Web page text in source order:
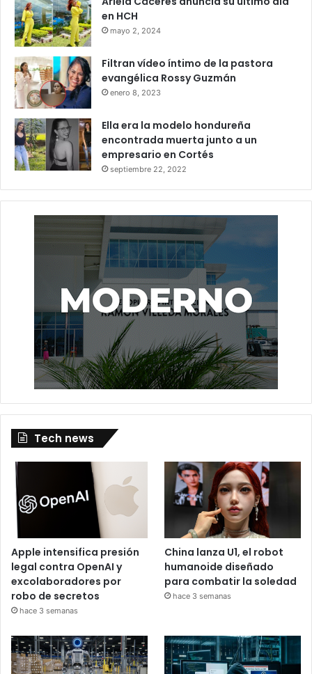
15 Dias para pagar
Energia Electrica pago electrónico
en HCH
mayo 2, 2024
Filtran vídeo íntimo de la pastora
evangélica Rossy Guzmán
enero 8, 2023
Ella era la modelo hondureña
encontrada muerta junto a un
empresario en Cortés
septiembre 22, 2022
Tech news
Apple intensifica presión
legal contra OpenAI y
excolaboradores por
robo de secretos
hace 3 semanas
China lanza U1, el robot
humanoide diseñado
para combatir la soledad
hace 3 semanas